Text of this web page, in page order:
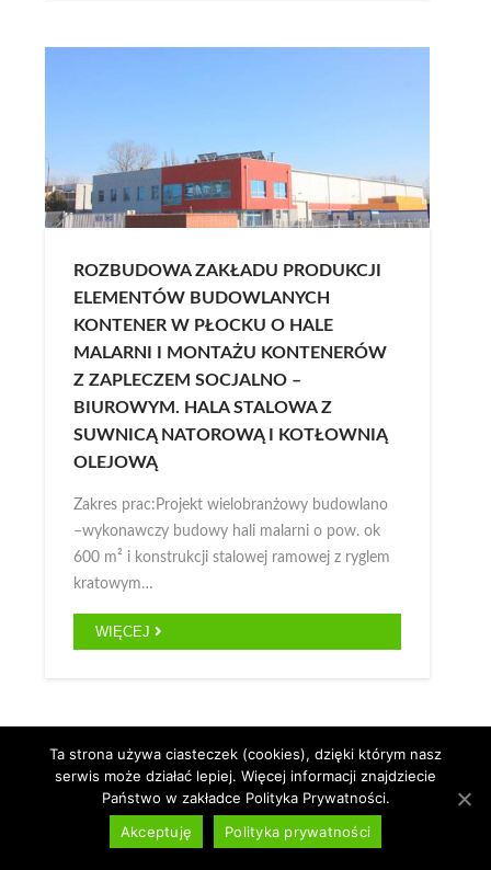
ROZBUDOWA ZAKŁADU PRODUKCJI
ELEMENTÓW BUDOWLANYCH
KONTENER W PŁOCKU O HALE
MALARNI I MONTAŻU KONTENERÓW
Z ZAPLECZEM SOCJALNO –
BIUROWYM. HALA STALOWA Z
SUWNICĄ NATOROWĄ I KOTŁOWNIĄ
OLEJOWĄ
Zakres prac:Projekt wielobranżowy budowlano
–wykonawczy budowy hali malarni o pow. ok
600 m² i konstrukcji stalowej ramowej z ryglem
kratowym…
WIĘCEJ
Ta strona używa ciasteczek (cookies), dzięki którym nasz
serwis może działać lepiej. Więcej informacji znajdziecie
Państwo w zakładce Polityka Prywatności.
Akceptuję
Polityka prywatności